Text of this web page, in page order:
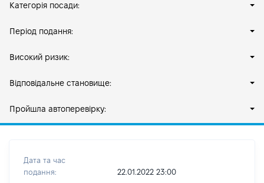
Категорія посади:
Період подання:
Високий ризик:
Відповідальне становище:
Пройшла автоперевірку:
Дата та час
подання:
22.01.2022 23:00